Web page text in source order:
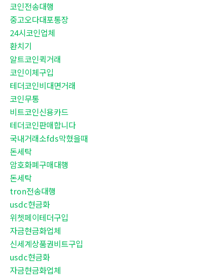
코인전송대행
중고오다대포통장
24시코인업체
환치기
알트코인퀵거래
코인이체구입
테더코인비대면거래
코인무통
비트코인신용카드
테더코인판매합니다
국내거래소fds막혔을때
돈세탁
암호화폐구매대행
돈세탁
tron전송대행
usdc현금화
위쳇페이테더구입
자금현금화업체
신세계상품권비트구입
usdc현금화
자금현금화업체